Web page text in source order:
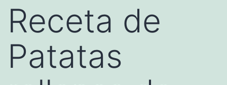
Receta de
Patatas